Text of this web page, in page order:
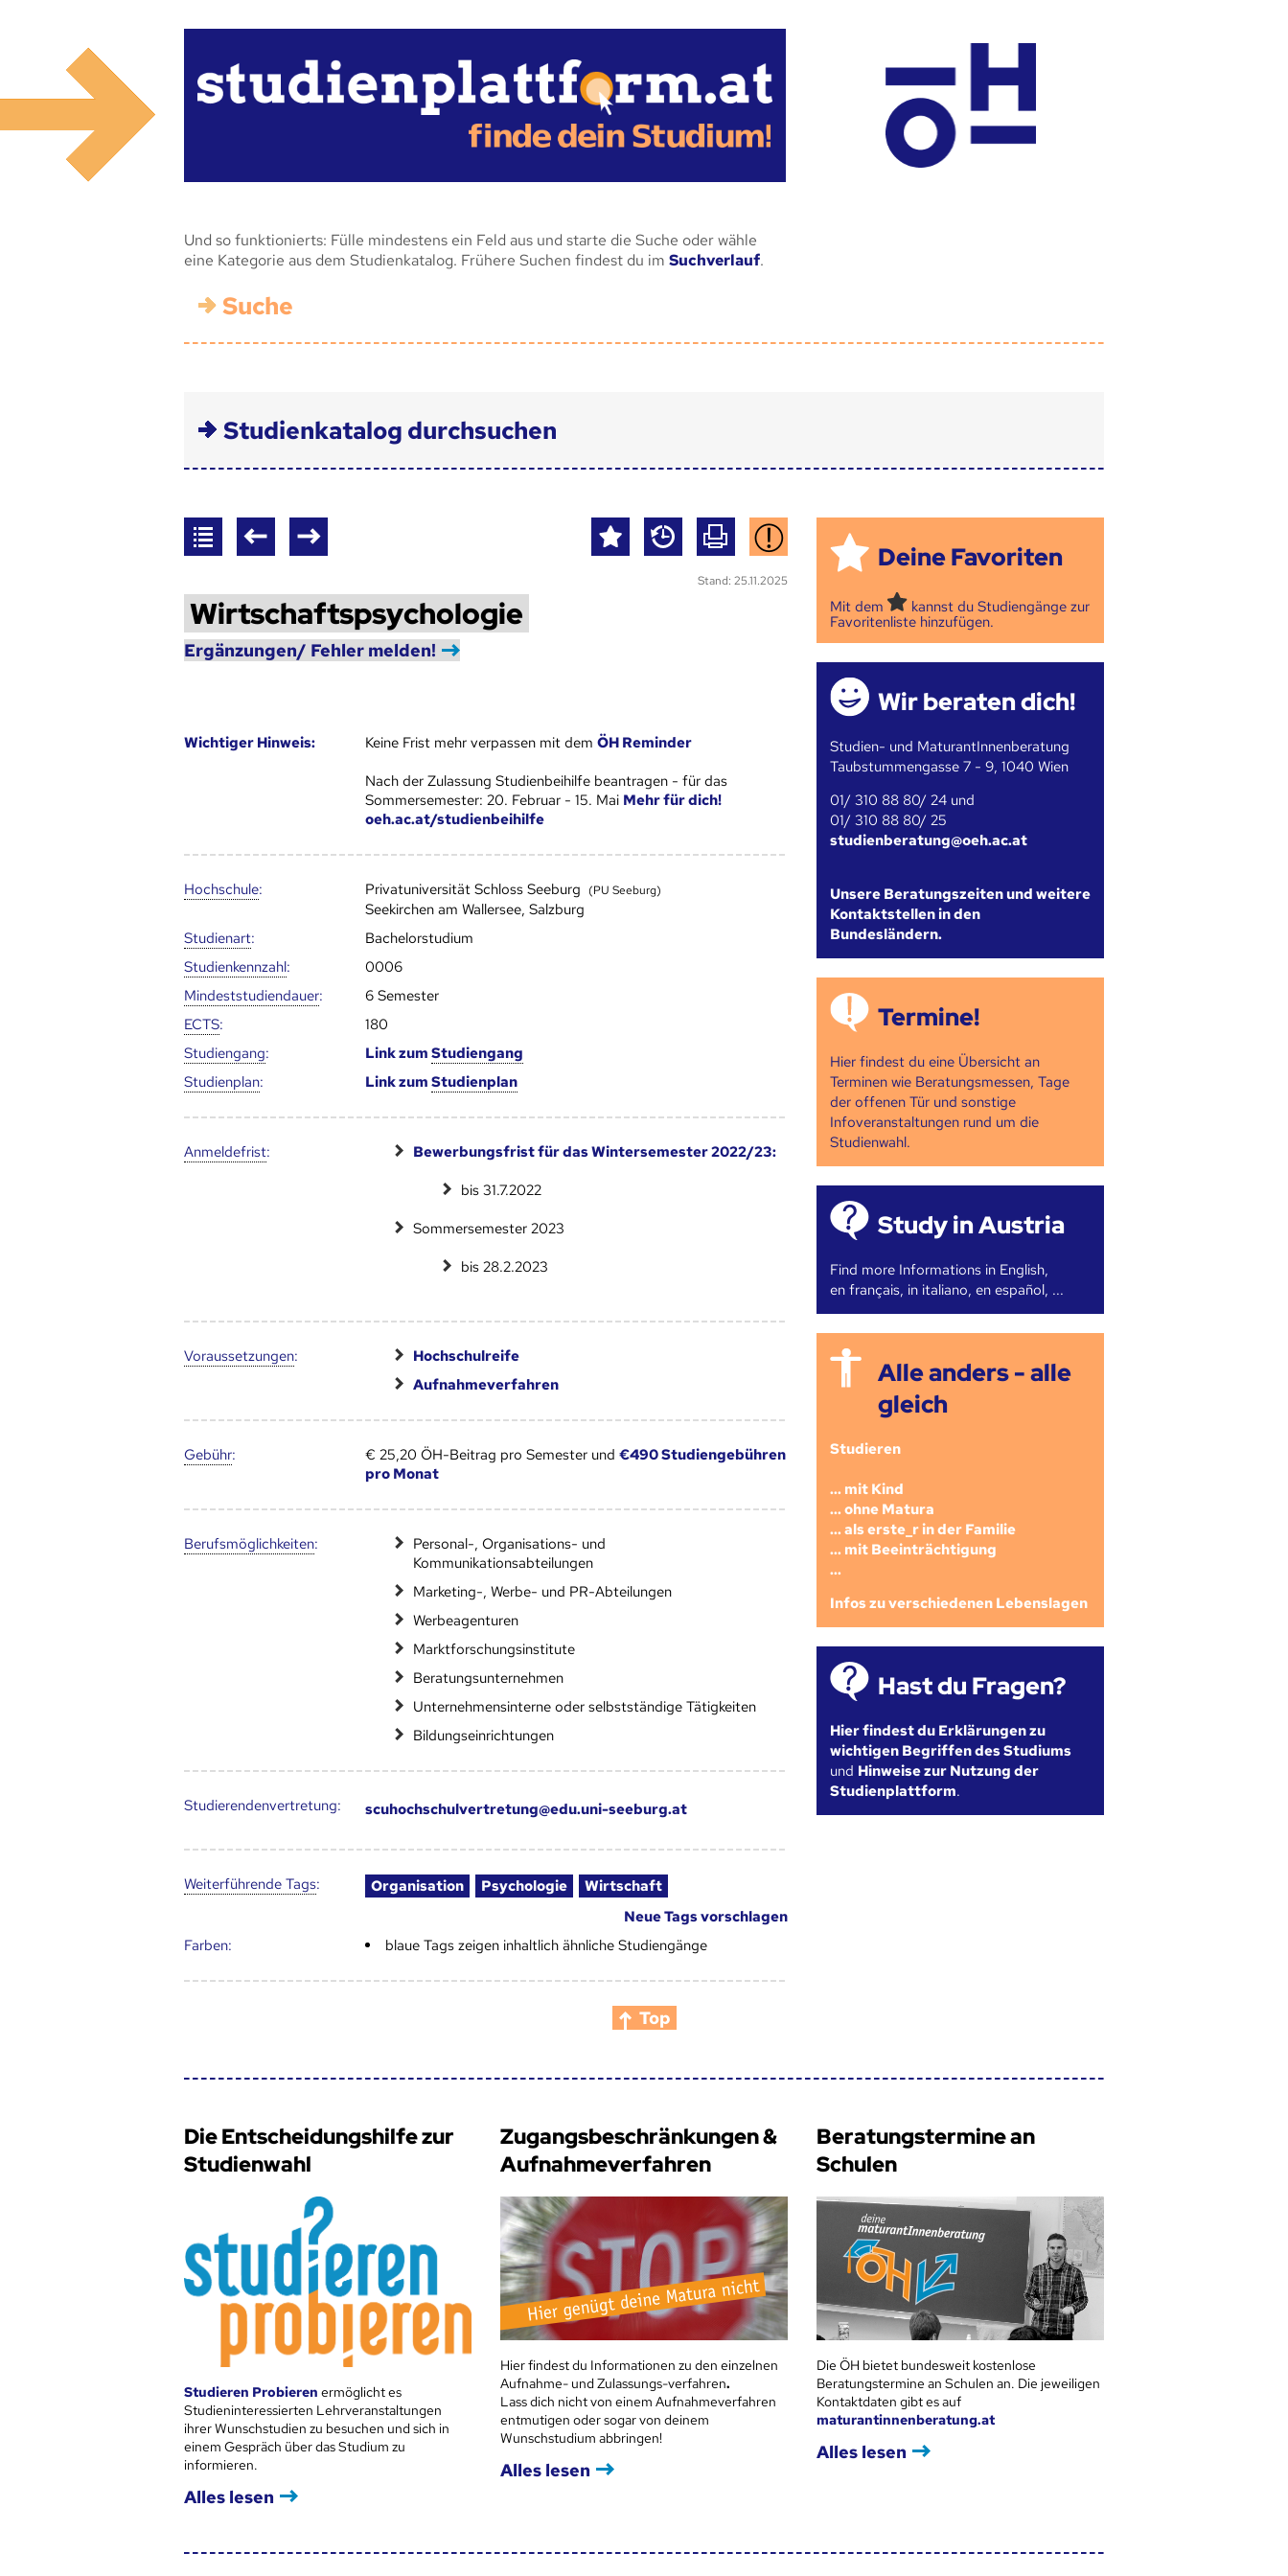
Und so funktionierts: Fülle mindestens ein Feld aus und starte die Suche oder wähle
eine Kategorie aus dem Studienkatalog. Frühere Suchen findest du im Suchverlauf.
Suche
Studienkatalog durchsuchen
Stand: 25.11.2025
Wirtschaftspsychologie
Ergänzungen/ Fehler melden!
Wich­ti­ger Hin­weis: Keine Frist mehr verpassen mit dem ÖH Reminder
Nach der Zulassung Studienbeihilfe beantragen - für das
Sommersemester: 20. Februar - 15. Mai Mehr für dich!
oeh.ac.at/studienbeihilfe
Hoch­schule: Privatuniversität Schloss Seeburg (PU Seeburg)
Seekirchen am Wallersee, Salzburg
Studienart:
Bachelorstudium
Studien­kenn­zahl:
0006
Mindest­studien­dauer:
6 Semester
ECTS:
180
Studien­gang: Link zum Studien­gang
Studien­plan: Link zum Studien­plan
Anmelde­frist: Bewerbungsfrist für das Wintersemester 2022/23:
bis 31.7.2022
Sommersemester 2023
bis 28.2.2023
Voraus­setzungen:
Hochschulreife
Aufnahmeverfahren
Gebühr: € 25,20 ÖH-Beitrag pro Semester und €490 Studiengebühren
pro Monat
Berufs­möglich­keiten:
Personal-, Organisations- und
Kommunikationsabteilungen
Marketing-, Werbe- und PR-Abteilungen
Werbeagenturen
Marktforschungsinstitute
Beratungsunternehmen
Unternehmensinterne oder selbstständige Tätigkeiten
Bildungseinrichtungen
Studierendenvertretung: scuhochschulvertretung@edu.uni-seeburg.at
Weiter­führende Tags: Organisation Psychologie
Wirtschaft
Neue Tags vorschlagen
Farben:
blaue Tags zeigen inhaltlich ähnliche Studiengänge
Deine Favoriten
Mit dem
kannst du Studiengänge zur
Favoritenliste hinzufügen.
Wir beraten dich!
Studien- und MaturantInnenberatung
Taubstummengasse 7 - 9, 1040 Wien
01/ 310 88 80/ 24 und
01/ 310 88 80/ 25
studienberatung@oeh.ac.at
Unsere Beratungszeiten und weitere
Kontaktstellen in den
Bundesländern.
Termine!
Hier findest du eine Übersicht an
Terminen wie Beratungsmessen, Tage
der offenen Tür und sonstige
Infoveranstaltungen rund um die
Studienwahl.
Study in Austria
Find more Informations in English,
en français, in italiano, en español, ...
Alle anders - alle
gleich
Studieren
... mit Kind
... ohne Matura
... als erste_r in der Familie
... mit Beeinträchtigung
...
Infos zu verschiedenen Lebenslagen
Hast du Fragen?
Hier findest du Erklärungen zu
wichtigen Begriffen des Studiums
und Hinweise zur Nutzung der
Studienplattform.
Top
Die Entscheidungshilfe zur
Studienwahl
Studieren Probieren ermöglicht es
Studieninteressierten Lehrveranstaltungen
ihrer Wunschstudien zu besuchen und sich in
einem Gespräch über das Studium zu
informieren.
Alles lesen
Zugangsbeschränkungen &
Aufnahmeverfahren
Hier findest du Informationen zu den einzelnen
Aufnahme- und Zulassungs-verfahren.
Lass dich nicht von einem Aufnahmeverfahren
entmutigen oder sogar von deinem
Wunschstudium abbringen!
Alles lesen
Beratungstermine an
Schulen
Die ÖH bietet bundesweit kostenlose
Beratungstermine an Schulen an. Die jeweiligen
Kontaktdaten gibt es auf
maturantinnenberatung.at
Alles lesen